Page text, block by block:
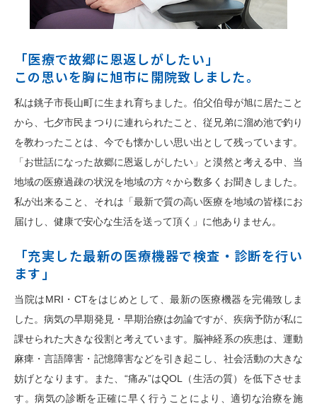
「医療で故郷に恩返しがしたい」
この思いを胸に旭市に開院致しました。
私は銚子市長山町に生まれ育ちました。伯父伯母が旭に居たこと
から、七夕市民まつりに連れられたこと、従兄弟に溜め池で釣り
を教わったことは、今でも懐かしい思い出として残っています。
「お世話になった故郷に恩返しがしたい」と漠然と考える中、当
地域の医療過疎の状況を地域の方々から数多くお聞きしました。
私が出来ること、それは「最新で質の高い医療を地域の皆様にお
届けし、健康で安心な生活を送って頂く」に他ありません。
「充実した最新の医療機器で検査・診断を行い
ます」
当院はMRI・CTをはじめとして、最新の医療機器を完備致しま
した。病気の早期発見・早期治療は勿論ですが、疾病予防が私に
課せられた大きな役割と考えています。脳神経系の疾患は、運動
麻痺・言語障害・記憶障害などを引き起こし、社会活動の大きな
妨げとなります。また、“痛み”はQOL（生活の質）を低下させま
す。病気の診断を正確に早く行うことにより、適切な治療を施